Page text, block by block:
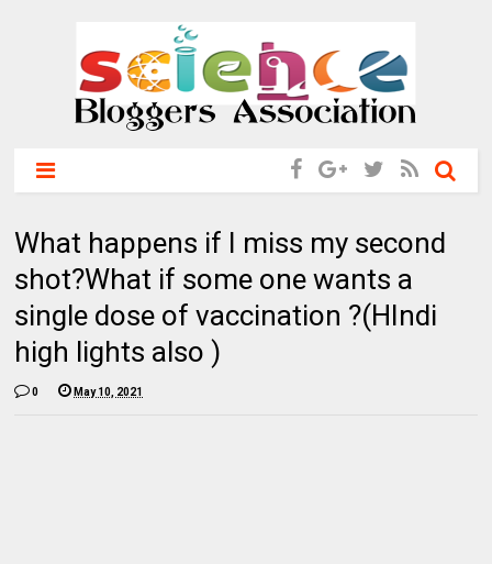
What happens if I miss my second
shot?What if some one wants a
single dose of vaccination ?(HIndi
high lights also )
0 May 10, 2021